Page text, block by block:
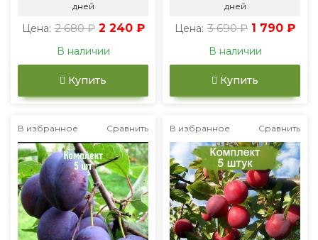
дней
Цена: 2 680 ₽ 2 240 ₽
В наличии
Купить
дней
Цена: 3 690 ₽ 1 790 ₽
В наличии
Купить
В избранное Сравнить В избранное Сравнить